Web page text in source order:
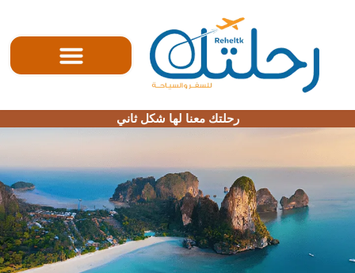
رحلتك معنا لها شكل ثاني